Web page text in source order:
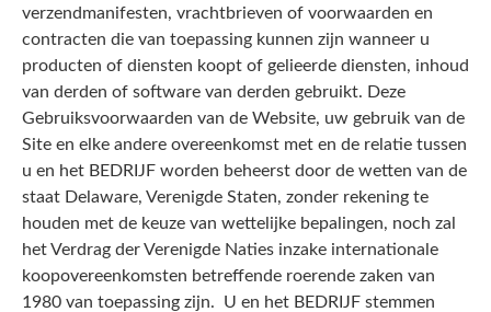
verzendmanifesten, vrachtbrieven of voorwaarden en
contracten die van toepassing kunnen zijn wanneer u
producten of diensten koopt of gelieerde diensten, inhoud
van derden of software van derden gebruikt. Deze
Gebruiksvoorwaarden van de Website, uw gebruik van de
Site en elke andere overeenkomst met en de relatie tussen
u en het BEDRIJF worden beheerst door de wetten van de
staat Delaware, Verenigde Staten, zonder rekening te
houden met de keuze van wettelijke bepalingen, noch zal
het Verdrag der Verenigde Naties inzake internationale
koopovereenkomsten betreffende roerende zaken van
1980 van toepassing zijn. U en het BEDRIJF stemmen